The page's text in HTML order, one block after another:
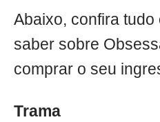
Abaixo, confira
saber sobre
comprar o seu
Trama